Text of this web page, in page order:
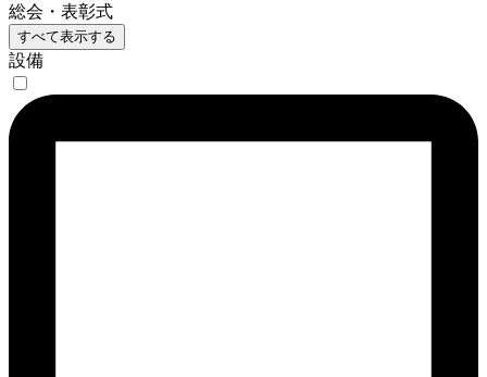
総会・表彰式
すべて表示する
設備